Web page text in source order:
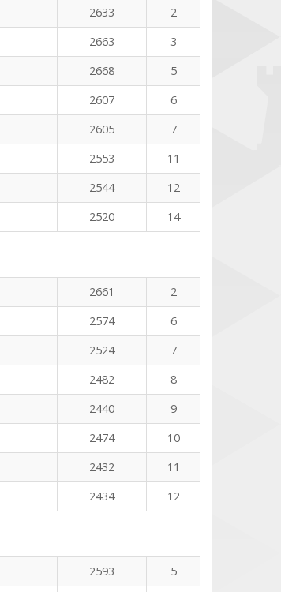
2633
2
2663
3
2668
5
2607
6
2605
7
2553
11
2544
12
2520 14
2661
2
2574
6
2524
7
2482
8
2440
9
2474
10
2432
11
2434 12
2593
5